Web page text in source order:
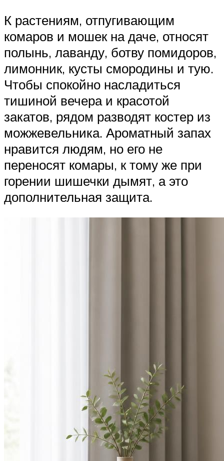
К растениям, отпугивающим
комаров и мошек на даче, относят
полынь, лаванду, ботву помидоров,
лимонник, кусты смородины и тую.
Чтобы спокойно насладиться
тишиной вечера и красотой
закатов, рядом разводят костер из
можжевельника. Ароматный запах
нравится людям, но его не
переносят комары, к тому же при
горении шишечки дымят, а это
дополнительная защита.